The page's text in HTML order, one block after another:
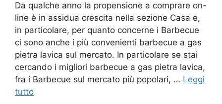
Da qualche anno la propensione a comprare on-
line è in assidua crescita nella sezione Casa e,
in particolare, per quanto concerne i Barbecue
ci sono anche i più convenienti barbecue a gas
pietra lavica sul mercato. In particolare se stai
cercando i migliori barbecue a gas pietra lavica,
fra i Barbecue sul mercato più popolari, … Leggi
tutto